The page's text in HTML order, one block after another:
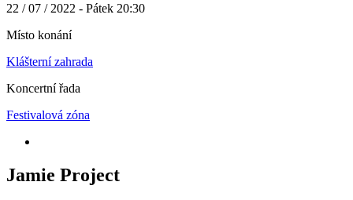
22 / 07 / 2022 - Pátek 20:30
Místo konání
Klášterní zahrada
Koncertní řada
Festivalová zóna
Jamie Project